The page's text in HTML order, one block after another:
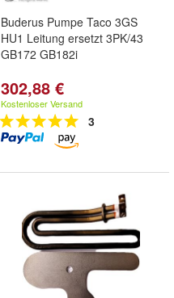
Buderus Pumpe Taco 3GS
HU1 Leitung ersetzt 3PK/43
GB172 GB182i
302,88 €
Kostenloser Versand
3